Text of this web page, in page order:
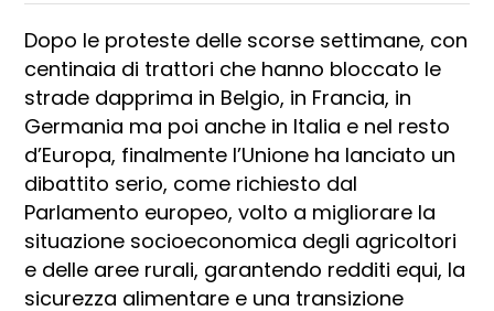
Dopo le proteste delle scorse settimane, con
centinaia di trattori che hanno bloccato le
strade dapprima in Belgio, in Francia, in
Germania ma poi anche in Italia e nel resto
d’Europa, finalmente l’Unione ha lanciato un
dibattito serio, come richiesto dal
Parlamento europeo, volto a migliorare la
situazione socioeconomica degli agricoltori
e delle aree rurali, garantendo redditi equi, la
sicurezza alimentare e una transizione